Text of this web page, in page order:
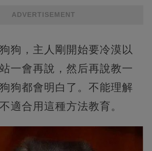
ADVERTISEMENT
狗，主人剛開始要冷漠以
一會再說，然后再說教一
狗都會明白了。不能理解
適合用這種方法教育。